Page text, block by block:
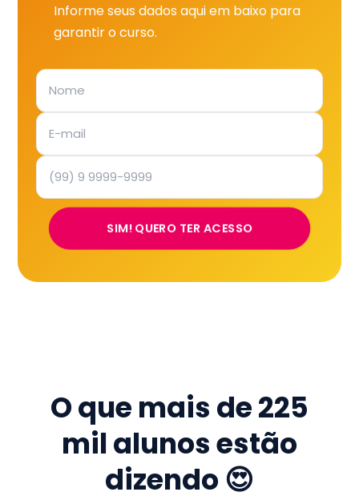
Informe seus dados aqui em baixo para
garantir o curso.
SIM! QUERO TER ACESSO
O que mais de225
mil alunos estão
dizendo 😍